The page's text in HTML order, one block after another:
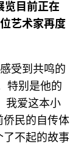
览目前正在
艺术家再度
受到共鸣的
特别是他的
我爱这本小
侨民的自传体
了不起的故事